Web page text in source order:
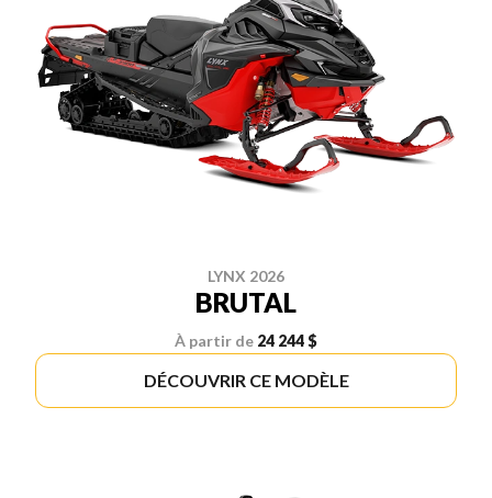
LYNX 2026
BRUTAL
À partir de 24 244 $
DÉCOUVRIR CE MODÈLE